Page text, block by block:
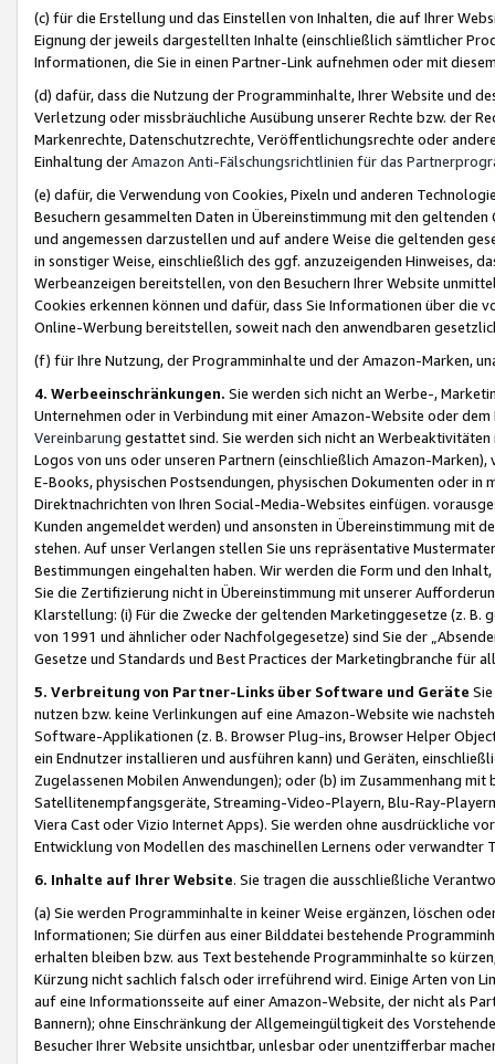
(c) für die Erstellung und das Einstellen von Inhalten, die auf Ihrer
Eignung der jeweils dargestellten Inhalte (einschließlich sämtlicher
Informationen, die Sie in einen Partner-Link aufnehmen oder mit
(d) dafür, dass die Nutzung der Programminhalte, Ihrer Website und
Verletzung oder missbräuchliche Ausübung unserer Rechte bzw. der
Markenrechte, Datenschutzrechte, Veröffentlichungsrechte oder
Einhaltung derAmazon Anti-Fälschungsrichtlinien für das
(e) dafür, die Verwendung von Cookies, Pixeln und anderen
Besuchern gesammelten Daten in Übereinstimmung mit den
und angemessen darzustellen und auf andere Weise die geltenden
in sonstiger Weise, einschließlich des ggf. anzuzeigenden Hinweises,
Werbeanzeigen bereitstellen, von den Besuchern Ihrer Website
Cookies erkennen können und dafür, dass Sie Informationen über die
Online-Werbung bereitstellen, soweit nach den anwendbaren
(f) für Ihre Nutzung, der Programminhalte und der Amazon-Marken,
4. Werbeeinschränkungen. Sie werden sich nicht an Werbe-,
Unternehmen oder in Verbindung mit einer Amazon-Website oder
Vereinbarung gestattet sind. Sie werden sich nicht an
Logos von uns oder unseren Partnern (einschließlich Amazon-
E-Books, physischen Postsendungen, physischen Dokumenten oder in
Direktnachrichten von Ihren Social-Media-Websites einfügen.
Kunden angemeldet werden) und ansonsten in Übereinstimmung mit
stehen. Auf unser Verlangen stellen Sie uns repräsentative
Bestimmungen eingehalten haben. Wir werden die Form und den
Sie die Zertifizierung nicht in Übereinstimmung mit unserer
Klarstellung: (i) Für die Zwecke der geltenden Marketinggesetze (z. B.
von 1991 und ähnlicher oder Nachfolgegesetze) sind Sie der
Gesetze und Standards und Best Practices der Marketingbranche für
5. Verbreitung von Partner-Links über Software und Geräte
nutzen bzw. keine Verlinkungen auf eine Amazon-Website wie
Software-Applikationen (z. B. Browser Plug-ins, Browser Helper
ein Endnutzer installieren und ausführen kann) und Geräten,
Zugelassenen Mobilen Anwendungen); oder (b) im Zusammenhang
Satellitenempfangsgeräte, Streaming-Video-Playern, Blu-Ray-
Viera Cast oder Vizio Internet Apps). Sie werden ohne ausdrückliche
Entwicklung von Modellen des maschinellen Lernens oder
6. Inhalte auf Ihrer Website. Sie tragen die ausschließliche
(a) Sie werden Programminhalte in keiner Weise ergänzen, löschen
Informationen; Sie dürfen aus einer Bilddatei bestehende
erhalten bleiben bzw. aus Text bestehende Programminhalte so
Kürzung nicht sachlich falsch oder irreführend wird. Einige Arten von
auf eine Informationsseite auf einer Amazon-Website, der nicht als
Bannern); ohne Einschränkung der Allgemeingültigkeit des
Besucher Ihrer Website unsichtbar, unlesbar oder unentzifferbar